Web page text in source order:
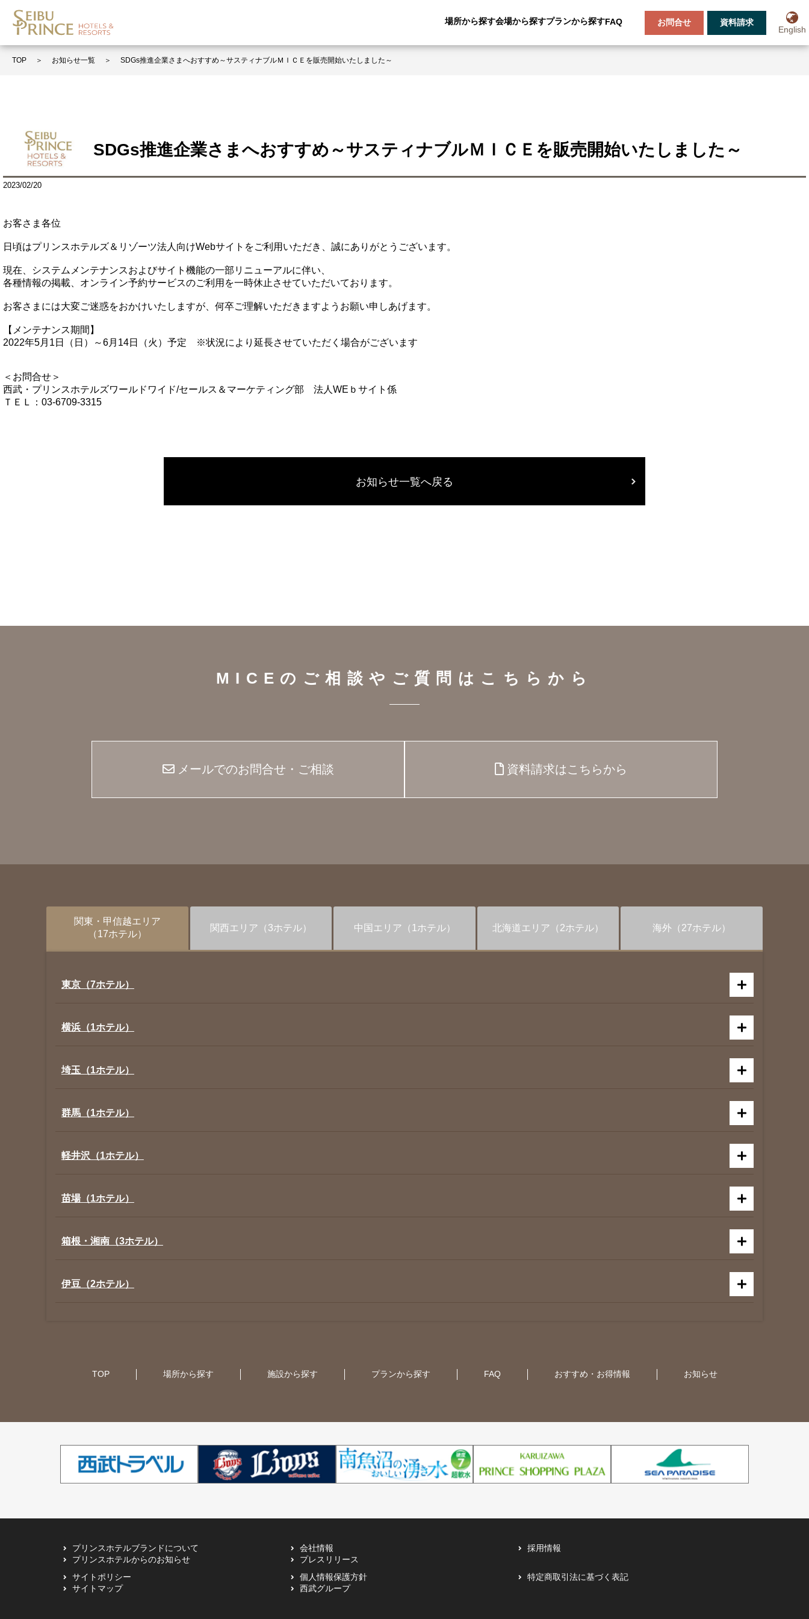
場所から探す会場から探すプランから探すFAQ お問合せ 資料請求
English
TOP ＞ お知らせ一覧 ＞ SDGs推進企業さまへおすすめ～サスティナブルＭＩＣＥを販売開始いたしました～
SDGs推進企業さまへおすすめ～サスティナブルＭＩＣＥを販売開始いたしました～
2023/02/20
お客さま各位
日頃はプリンスホテルズ＆リゾーツ法人向けWebサイトをご利用いただき、誠にありがとうございます。
現在、システムメンテナンスおよびサイト機能の一部リニューアルに伴い、
各種情報の掲載、オンライン予約サービスのご利用を一時休止させていただいております。
お客さまには大変ご迷惑をおかけいたしますが、何卒ご理解いただきますようお願い申しあげます。
【メンテナンス期間】
2022年5月1日（日）～6月14日（火）予定 ※状況により延長させていただく場合がございます
＜お問合せ＞
西武・プリンスホテルズワールドワイド/セールス＆マーケティング部 法人WEｂサイト係
ＴＥＬ：03-6709-3315
お知らせ一覧へ戻る
MICEのご相談や ご質問はこちらから
メールでのお問合せ・ご相談 資料請求はこちらから
関東・甲信越エリア
（17ホテル）
東京（7ホテル）
横浜（1ホテル）
埼玉（1ホテル）
群馬（1ホテル）
軽井沢（1ホテル）
苗場（1ホテル）
箱根・湘南（3ホテル）
伊豆（2ホテル）
関西エリア （3ホテル） 中国 エリア （1ホテル） 北海道 エリア （2ホテル） 海外 （27ホテル）
シンガポール（1ホテル）
インド（2ホテル）
TOP 場所から探す 施設から探す プランから探す FAQ おすすめ・お得情報 お知らせ
プリンスホテルブランドについて 会社情報
採用情報
プリンスホテルからのお知らせ
プレスリリース
サイトポリシー
個人情報保護方針
特定商取引法に基づく表記
サイトマップ
西武グループ